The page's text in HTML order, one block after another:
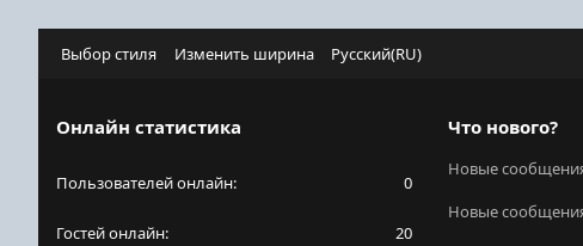
Выбор стиля Изменить ширина Русский(RU)
Онлайн статистика
Пользователей онлайн 0
Гостей онлайн 20
Что нового?
Новые
Новые